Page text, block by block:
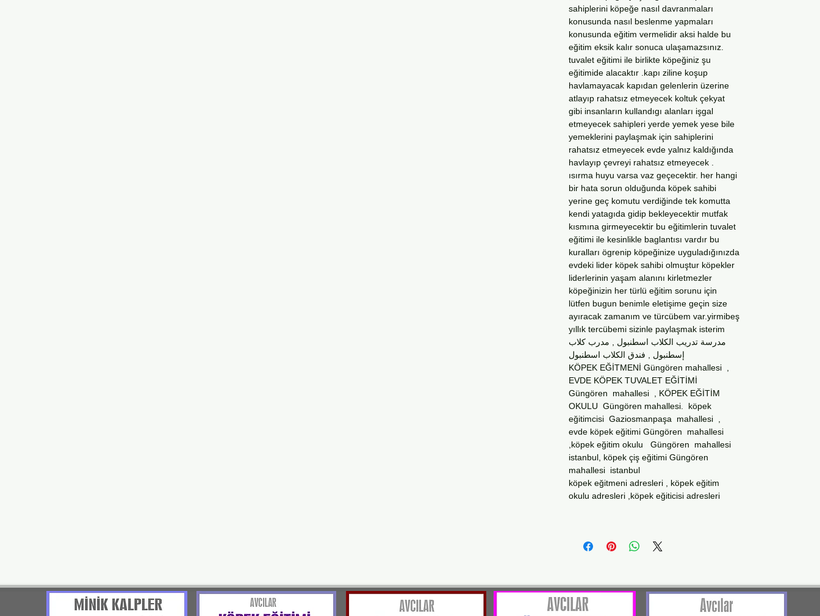
sahiplerini köpeğe nasıl davranmaları
konusunda nasıl beslenme yapmaları
konusunda eğitim vermelidir aksi halde bu
eğitim eksik kalır sonuca ulaşamazsınız.
tuvalet eğitimi ile birlikte köpeğiniz şu
eğitimide alacaktır .kapı ziline koşup
havlamayacak kapıdan gelenlerin üzerine
atlayıp rahatsız etmeyecek koltuk çekyat
gibi insanların kullandıgı alanları işgal
etmeyecek sahipleri yerde yemek yese bile
yemeklerini paylaşmak için sahiplerini
rahatsız etmeyecek evde yalnız kaldığında
havlayıp çevreyi rahatsız etmeyecek .
ısırma huyu varsa vaz geçecektir. her hangi
bir hata sorun olduğunda köpek sahibi
yerine geç komutu verdiğinde tek komutta
kendi yatagıda gidip bekleyecektir mutfak
kısmına girmeyecektir bu eğitimlerin tuvalet
eğitimi ile kesinlikle baglantısı vardır bu
kuralları ögrenip köpeğinize uyguladığınızda
evdeki lider köpek sahibi olmuştur köpekler
liderlerinin yaşam alanını kirletmezler
köpeğinizin her türlü eğitim sorunu için
lütfen bugun benimle eletişime geçin size
ayıracak zamanım ve türcübem var.yirmibeş
yıllık tercübemi sizinle paylaşmak isterim
مدرسة تدريب الكلاب اسطنبول , مدرب كلاب
إسطنبول , فندق الكلاب اسطنبول
KÖPEK EĞİTMENİ Güngören mahallesi ,
EVDE KÖPEK TUVALET EĞİTİMİ
Güngören mahallesi , KÖPEK EĞİTİM
OKULU Güngören mahallesi. köpek
eğitimcisi Gaziosmanpaşa mahallesi ,
evde köpek eğitimi Güngören mahallesi
,köpek eğitim okulu Güngören mahallesi
istanbul, köpek çiş eğitimi Güngören
mahallesi istanbul
köpek eğitmeni adresleri , köpek eğitim
okulu adresleri ,köpek eğiticisi adresleri